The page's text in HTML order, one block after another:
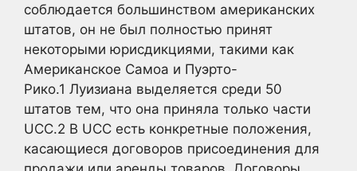
соблюдается большинством американских
штатов, он не был полностью принят
некоторыми юрисдикциями, такими как
Американское Самоа и Пуэрто-
Рико.1 Луизиана выделяется среди 50
штатов тем, что она приняла только части
UCC.2 В UCC есть конкретные положения,
касающиеся договоров присоединения для